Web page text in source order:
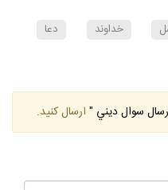
خداوند دعا
سوال ديني " ارسال كنيد.